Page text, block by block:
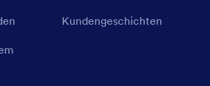
Kundengeschichten